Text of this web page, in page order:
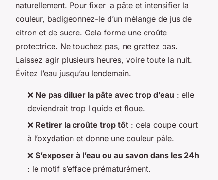
naturellement. Pour fixer la pâte et intensifier la
couleur, badigeonnez-le d’un mélange de jus de
citron et de sucre. Cela forme une croûte
protectrice. Ne touchez pas, ne grattez pas.
Laissez agir plusieurs heures, voire toute la nuit.
Évitez l’eau jusqu’au lendemain.
❌ Ne pas diluer la pâte avec trop d’eau : elle
deviendrait trop liquide et floue.
❌ Retirer la croûte trop tôt : cela coupe court
à l’oxydation et donne une couleur pâle.
❌ S’exposer à l’eau ou au savon dans les 24h
: le motif s’efface prématurément.